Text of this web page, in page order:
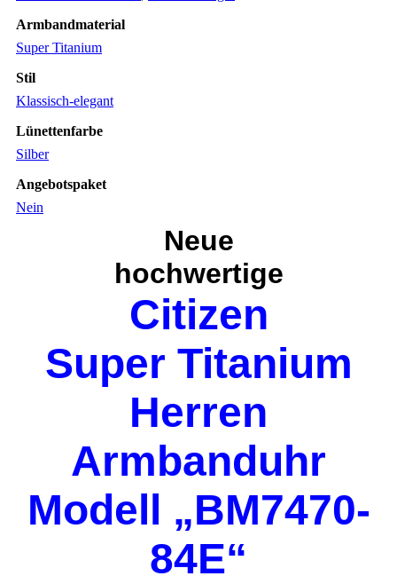
Armbandmaterial
Super Titanium
Stil
Klassisch-elegant
Lünettenfarbe
Silber
Angebotspaket
Nein
Neue
hochwertige
Citizen
Super Titanium
Herren
Armbanduhr
Modell „BM7470-
84E“